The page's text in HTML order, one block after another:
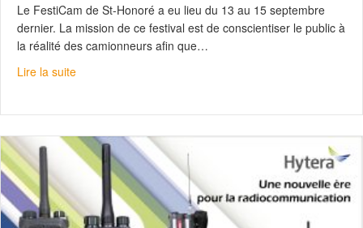
Le FestiCam de St-Honoré a eu lieu du 13 au 15 septembre
dernier. La mission de ce festival est de conscientiser le public à
la réalité des camionneurs afin que…
Lire la suiteabout Le Fleet Complete, l’acolyte parfait des